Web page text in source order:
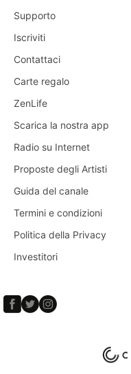
Supporto
Iscriviti
Contattaci
Carte regalo
ZenLife
Scarica la nostra app
Radio su Internet
Proposte degli Artisti
Guida del canale
Termini e condizioni
Politica della Privacy
Investitori